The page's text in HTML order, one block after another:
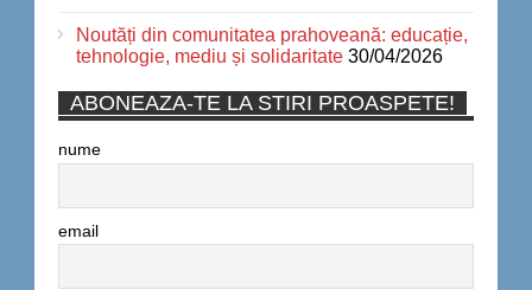
Noutăți din comunitatea prahoveană: educație,
tehnologie, mediu și solidaritate 30/04/2026
ABONEAZA-TE LA STIRI PROASPETE!
nume
email